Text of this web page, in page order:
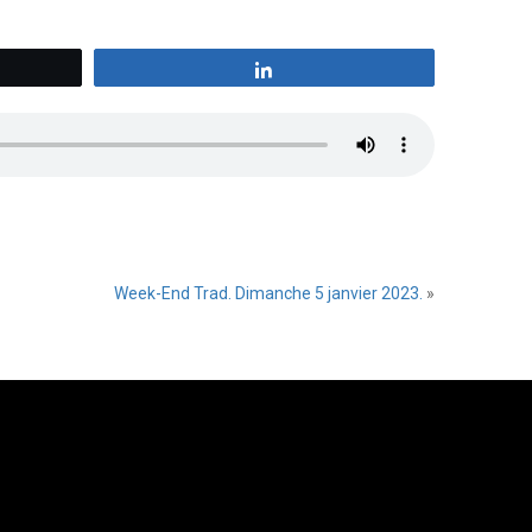
Week-End Trad. Dimanche 5 janvier 2023. »